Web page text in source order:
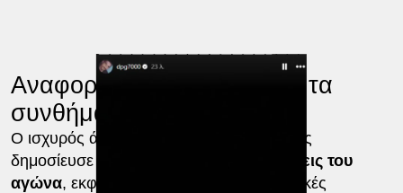
Αναφορά στη διαιτησία και τα
συνθήματα
Ο ισχυρός άνδρας της ΚΑΕ Παναθηναϊκός
δημοσίευσε στη συνέχεια
βίντεο με φάσεις του
αγώνα, εκφράζοντας απορίες για διαιτητικές